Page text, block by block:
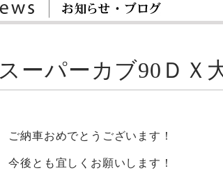
スーパーカブ90ＤＸ
ご納車おめでとうございます！
今後とも宜しくお願いします！